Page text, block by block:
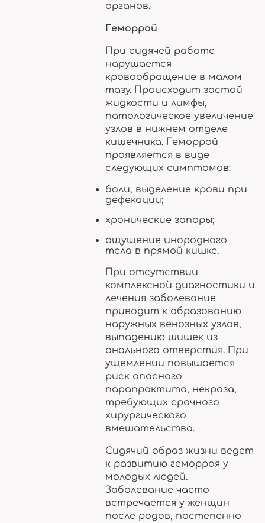
органов.
Геморрой
При сидячей работе
нарушается
кровообращение в малом
тазу. Происходит застой
жидкости и лимфы,
патологическое увеличение
узлов в нижнем отделе
кишечника. Геморрой
проявляется в виде
следующих симптомов:
боли, выделение крови при
дефекации;
хронические запоры;
ощущение инородного
тела в прямой кишке.
При отсутствии
комплексной диагностики и
лечения заболевание
приводит к образованию
наружных венозных узлов,
выпадению шишек из
анального отверстия. При
ущемлении повышается
риск опасного
парапроктита, некроза,
требующих срочного
хирургического
вмешательства.
Сидячий образ жизни ведет
к развитию геморроя у
молодых людей.
Заболевание часто
встречается у женщин
после родов, постепенно